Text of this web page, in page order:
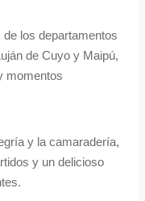
los departamentos
de Cuyo y Maipú,
momentos
y la camaradería,
y un delicioso